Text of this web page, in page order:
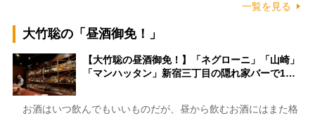
一覧を見る
大竹聡の「昼酒御免！」
【大竹聡の昼酒御免！】「ネグローニ」「山崎」
「マンハッタン」新宿三丁目の隠れ家バーで1…
お酒はいつ飲んでもいいものだが、昼から飲むお酒にはまた格